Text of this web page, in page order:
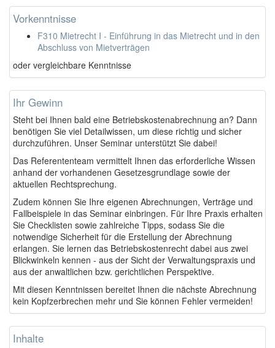
Vorkenntnisse
F310 Mietrecht I - Einführung in das Mietrecht und in den
Abschluss von Mietverträgen
oder vergleichbare Kenntnisse
Ihr Gewinn
Steht bei Ihnen bald eine Betriebskostenabrechnung an? Dann
benötigen Sie viel Detailwissen, um diese richtig und sicher
durchzuführen. Unser Seminar unterstützt Sie dabei!
Das Referententeam vermittelt Ihnen das erforderliche Wissen
anhand der vorhandenen Gesetzesgrundlage sowie der
aktuellen Rechtsprechung.
Zudem können Sie Ihre eigenen Abrechnungen, Verträge und
Fallbeispiele in das Seminar einbringen. Für Ihre Praxis erhalten
Sie Checklisten sowie zahlreiche Tipps, sodass Sie die
notwendige Sicherheit für die Erstellung der Abrechnung
erlangen. Sie lernen das Betriebskostenrecht dabei aus zwei
Blickwinkeln kennen - aus der Sicht der Verwaltungspraxis und
aus der anwaltlichen bzw. gerichtlichen Perspektive.
Mit diesen Kenntnissen bereitet Ihnen die nächste Abrechnung
kein Kopfzerbrechen mehr und Sie können Fehler vermeiden!
Inhalte